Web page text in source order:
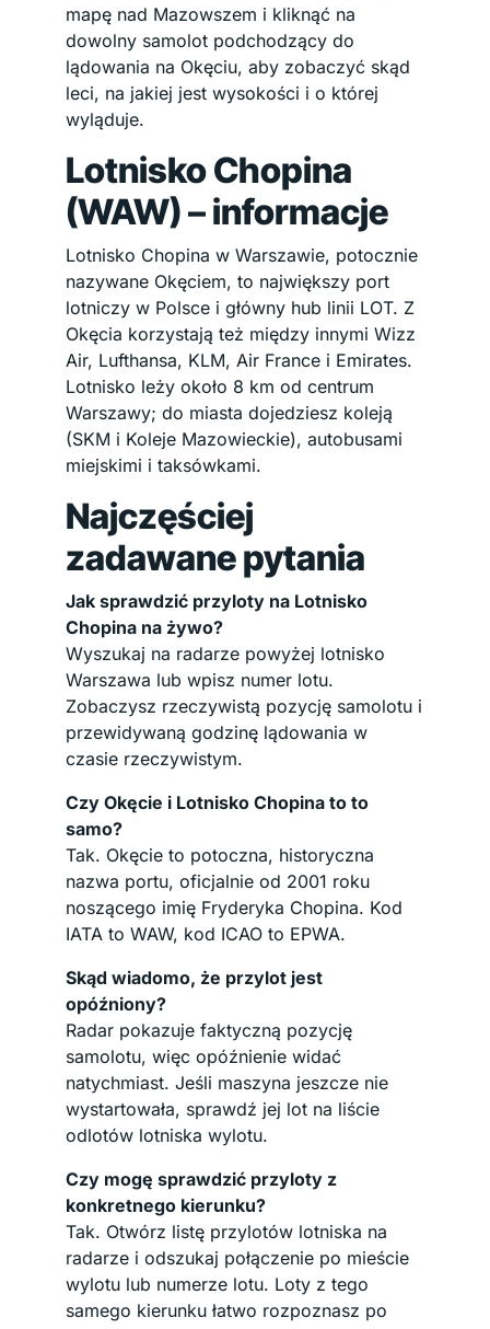
mapę nad Mazowszem i kliknąć na
dowolny samolot podchodzący do
lądowania na Okęciu, aby zobaczyć skąd
leci, na jakiej jest wysokości i o której
wyląduje.
Lotnisko Chopina
(WAW) – informacje
Lotnisko Chopina w Warszawie, potocznie
nazywane Okęciem, to największy port
lotniczy w Polsce i główny hub linii LOT. Z
Okęcia korzystają też między innymi Wizz
Air, Lufthansa, KLM, Air France i Emirates.
Lotnisko leży około 8 km od centrum
Warszawy; do miasta dojedziesz koleją
(SKM i Koleje Mazowieckie), autobusami
miejskimi i taksówkami.
Najczęściej
zadawane pytania
Jak sprawdzić przyloty na Lotnisko
Chopina na żywo?
Wyszukaj na radarze powyżej lotnisko
Warszawa lub wpisz numer lotu.
Zobaczysz rzeczywistą pozycję samolotu i
przewidywaną godzinę lądowania w
czasie rzeczywistym.
Czy Okęcie i Lotnisko Chopina to to
samo?
Tak. Okęcie to potoczna, historyczna
nazwa portu, oficjalnie od 2001 roku
noszącego imię Fryderyka Chopina. Kod
IATA to WAW, kod ICAO to EPWA.
Skąd wiadomo, że przylot jest
opóźniony?
Radar pokazuje faktyczną pozycję
samolotu, więc opóźnienie widać
natychmiast. Jeśli maszyna jeszcze nie
wystartowała, sprawdź jej lot na liście
odlotów lotniska wylotu.
Czy mogę sprawdzić przyloty z
konkretnego kierunku?
Tak. Otwórz listę przylotów lotniska na
radarze i odszukaj połączenie po mieście
wylotu lub numerze lotu. Loty z tego
samego kierunku łatwo rozpoznasz po